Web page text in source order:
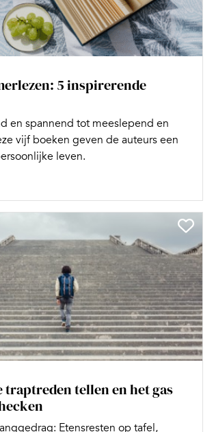
5 inspirerende
en spannend tot meeslepend en
vijf boeken geven de auteurs een
leven.
traptreden tellen en het gas
Etensresten op tafel,